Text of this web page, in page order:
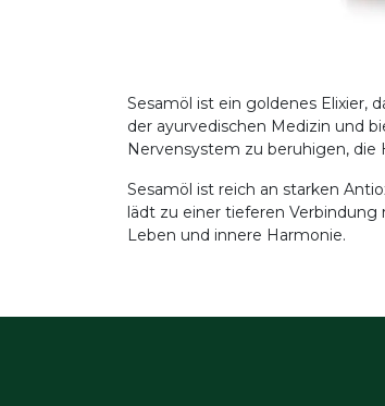
Sesamöl ist ein goldenes Elixier,
der ayurvedischen Medizin und
Nervensystem zu beruhigen,
Sesamöl ist reich an starken
lädt zu einer tieferen
Leben und innere Harmonie.